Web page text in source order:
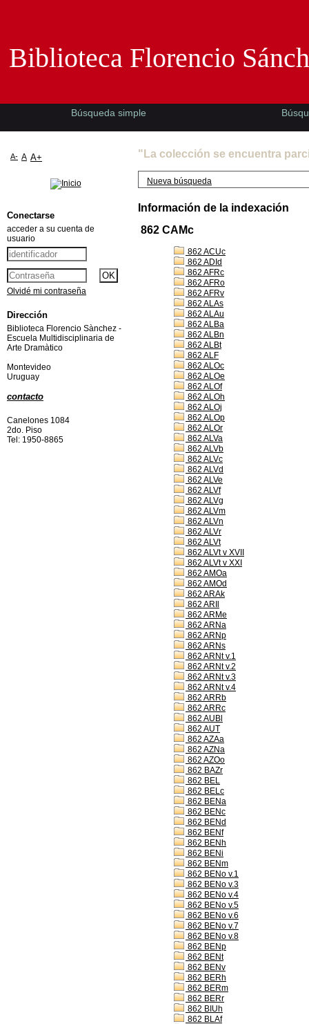
"La colección se encuentra
Nueva búsqueda
Información de la indexación
862 CAMc
862 ACUc
862 ADId
862 AFRc
862 AFRo
862 AFRv
862 ALAs
862 ALAu
862 ALBa
862 ALBn
862 ALBt
862 ALF
862 ALOc
862 ALOe
862 ALOf
862 ALOh
862 ALOj
862 ALOp
862 ALOr
862 ALVa
862 ALVb
862 ALVc
862 ALVd
862 ALVe
862 ALVf
862 ALVg
862 ALVm
862 ALVn
862 ALVr
862 ALVt
862 ALVt v XVII
862 ALVt v XXI
862 AMOa
862 AMOd
862 ARAk
862 ARIl
862 ARMe
862 ARNa
862 ARNp
862 ARNs
862 ARNt v.1
862 ARNt v.2
862 ARNt v.3
862 ARNt v.4
862 ARRb
862 ARRc
862 AUBl
862 AUT
862 AZAa
862 AZNa
862 AZOo
862 BAZr
862 BEL
862 BELc
862 BENa
862 BENc
862 BENd
862 BENf
862 BENh
862 BENi
862 BENm
862 BENo v.1
862 BENo v.3
862 BENo v.4
862 BENo v.5
862 BENo v.6
862 BENo v.7
862 BENo v.8
862 BENp
862 BENt
862 BENv
862 BERh
862 BERm
862 BERr
862 BIUh
862 BLAf
Biblioteca Florencio
Búsqueda simple
A- A A+
Conectarse
acceder a su cuenta de
usuario
Olvidé mi contraseña
Dirección
Biblioteca Florencio Sànchez -
Escuela Multidisciplinaria de
Arte Dramàtico
Montevideo
Uruguay
contacto
Canelones 1084
2do. Piso
Tel: 1950-8865